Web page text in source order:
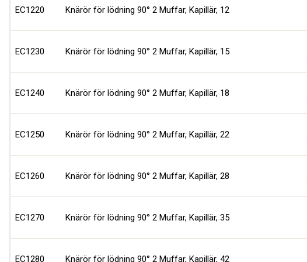
EC1220 Knärör för lödning 90° 2 Muffar, Kapillär, 12
EC1230 Knärör för lödning 90° 2 Muffar, Kapillär, 15
EC1240 Knärör för lödning 90° 2 Muffar, Kapillär, 18
EC1250 Knärör för lödning 90° 2 Muffar, Kapillär, 22
EC1260 Knärör för lödning 90° 2 Muffar, Kapillär, 28
EC1270 Knärör för lödning 90° 2 Muffar, Kapillär, 35
EC1280 Knärör för lödning 90° 2 Muffar, Kapillär, 42